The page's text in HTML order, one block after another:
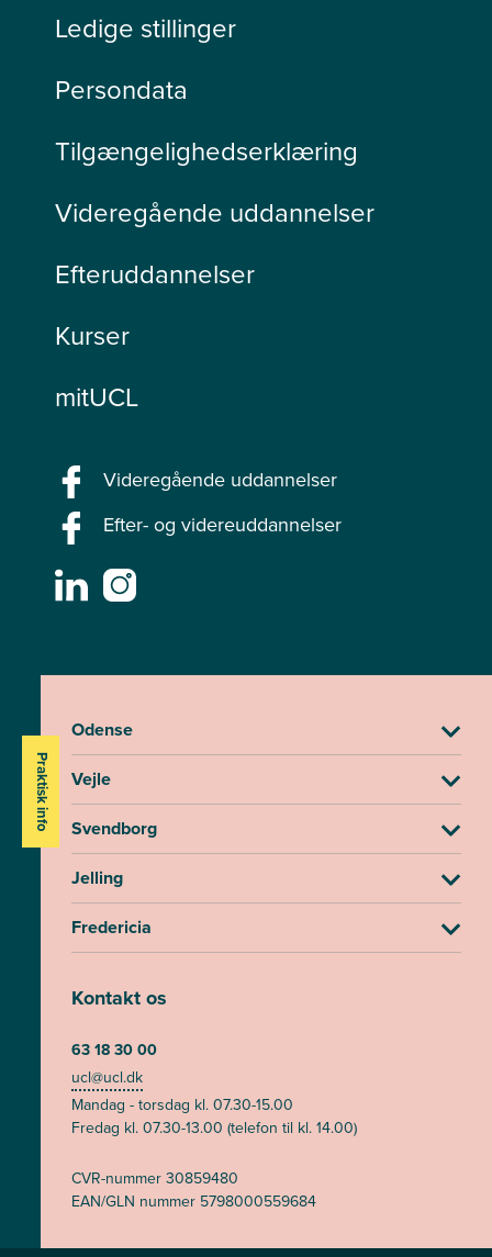
Ledige stillinger
Persondata
Tilgængelighedserklæring
Videregående uddannelser
Efteruddannelser
Kurser
mitUCL
Videregående uddannelser
Efter- og videreuddannelser
Praktisk info
Odense
Vejle
Svendborg
Jelling
Fredericia
Kontakt os
63 18 30 00
ucl@ucl.dk
Mandag - torsdag kl. 07.30-15.00
Fredag kl. 07.30-13.00 (telefon til kl. 14.00)
CVR-nummer 30859480
EAN/GLN nummer 5798000559684